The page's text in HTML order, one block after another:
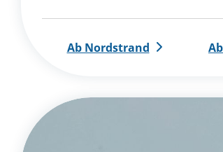
Ab Nordstrand